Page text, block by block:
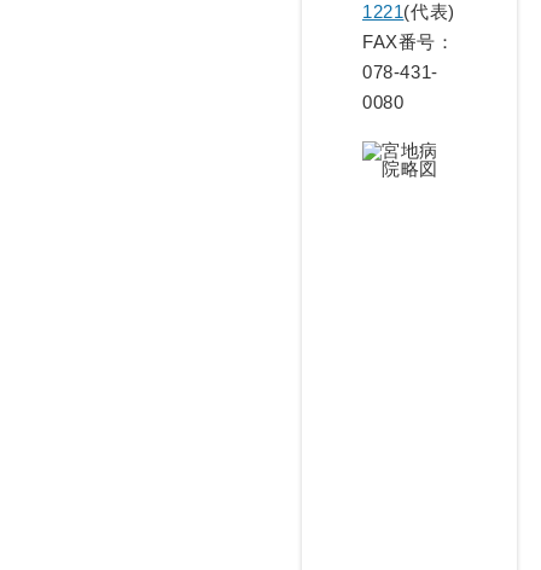
1221(代表)
FAX番号：
078-431-
0080